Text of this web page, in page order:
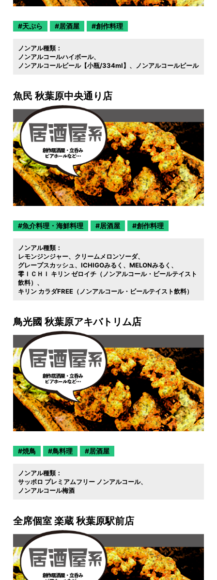
天ぷら 居酒屋 創作料理
ノンアル種類：
ノンアルコールハイボール
ノンアルコールビール【小瓶/334ml】
ノンアルコールビール
魚民 秋葉原中央通り店
魚介料理・海鮮料理 居酒屋 創作料理
ノンアル種類：
レモンジンジャー
クリームメロンソーダ
グレープスカッシュ
ICHIGOみるく
MELONみるく
零ＩＣＨＩ キリン ゼロイチ（ノンアルコール・ビールテイスト
飲料）
キリン カラダFREE（ノンアルコール・ビールテイスト飲料）
鳥光國 秋葉原アキバトリム店
焼鳥 鳥料理 居酒屋
ノンアル種類：
サッポロ プレミアムフリー ノンアルコール
ノンアルコール梅酒
全席個室 楽蔵 秋葉原駅前店